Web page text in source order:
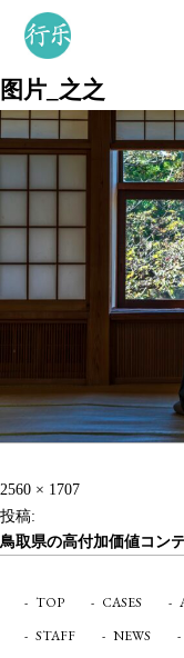
图片_之之
フ
ル
サ
2560 × 1707
稿
ナ
投稿:
鳥取県の高付加価値コン
TOP CASES
STAFF
NEWS